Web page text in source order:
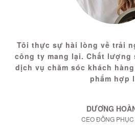
Tôi thực sự hài lòng về trải
công ty mang lại. Chất lượng
dịch vụ chăm sóc khách
phẩm hợp
DƯƠNG
CEO ĐỒNG